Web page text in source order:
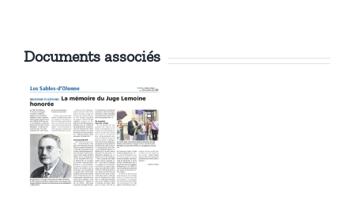
Documents associés